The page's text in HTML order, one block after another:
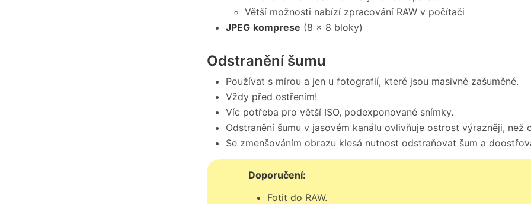
Větší možnosti nabízí zpracování RAW v počítači
JPEG komprese (8 x 8 bloky)
Odstranění šumu
Používat s mírou a jen u fotografií, které jsou masivně zašuměné.
Vždy před ostřením!
Víc potřeba pro větší ISO, podexponované snímky.
Odstranění šumu v jasovém kanálu ovlivňuje ostrost výrazněji, než
Se zmenšováním obrazu klesá nutnost odstraňovat šum a
Doporučení:
Fotit do RAW.